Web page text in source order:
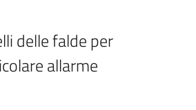
delle falde per
allarme